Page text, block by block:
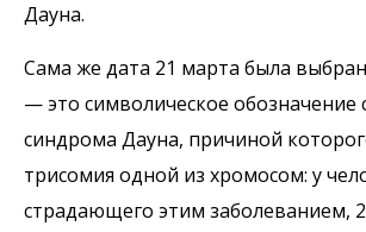
Дауна.
Сама же дата 21 марта была
— это символическое обозначение
синдрома Дауна, причиной
трисомия одной из хромосом: у
страдающего этим заболеванием,